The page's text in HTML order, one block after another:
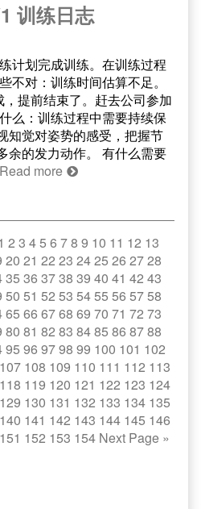
训练日志
计划完成训练。在训练过程
不对：训练时间估算不足。
提前结束了。赶去公司参加
么：训练过程中需要持续保
知觉对姿势的感受，把握节
余的发力动作。 有什么需要
Read more
2 3 45 6 78 9 10 11 12 13
20 21 22 23 2425 26 2728
35 36 3738 39 40 41 42 43
50 51 52 53 5455 56 5758
65 66 6768 69 70 71 72 73
80 81 82 83 8485 86 8788
95 96 9798 99 100 101 102
107 108 109 110 111 112 113
118 119 120 121 122 123 124
129 130 131 132 133 134 135
140 141 142 143 144 145 146
151 152 153 154 Next Page »